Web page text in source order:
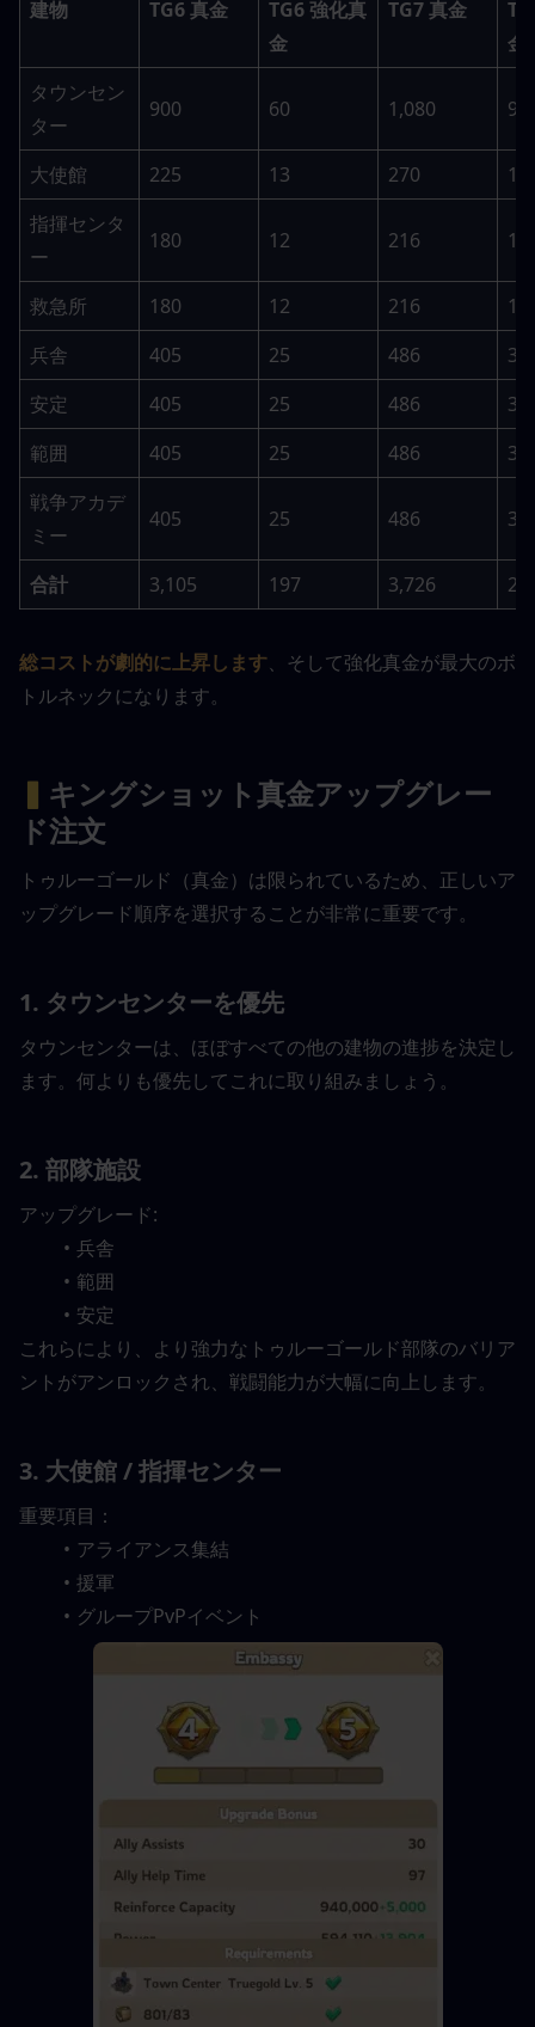
建物 TG6 真金
TG6 強化真
金
TG7 真金
金
タウンセン
ター
900 60 1,080 90
大使館 225 13 270
19
指揮センタ
ー
180 12 216 18
救急所 180 12 216
18
兵舎
405 25 486
37
安定
405 25 486
37
範囲
405 25 486
37
戦争アカデ
ミー
405 25 486 37
合計 3,105 197 3,726
総コストが劇的に上昇します、そして強化真金が最大のボ
トルネックになります。
▍ キングショット真金アップグレー
ド注文
トゥルーゴールド（真金）は限られているため、正しいア
ップグレード順序を選択することが非常に重要です。
1. タウンセンターを優先
タウンセンターは、ほぼすべての他の建物の進捗を決定し
ます。何よりも優先してこれに取り組みましょう。
2. 部隊施設
アップグレード:
兵舎
範囲
安定
これらにより、より強力なトゥルーゴールド部隊のバリア
ントがアンロックされ、戦闘能力が大幅に向上します。
3. 大使館 / 指揮センター
重要項目：
アライアンス集結
援軍
グループPvPイベント